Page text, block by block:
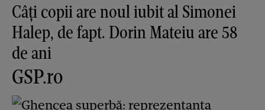
Câți copii are noul iubit al Simonei
Halep, de fapt. Dorin Mateiu are 58
de ani
GSP.ro